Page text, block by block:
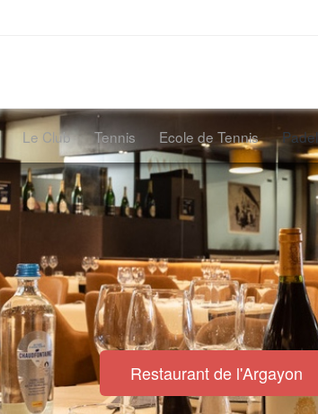
Le Club Tennis Ecole de Tennis Padel
Restaurant de l'Argayon